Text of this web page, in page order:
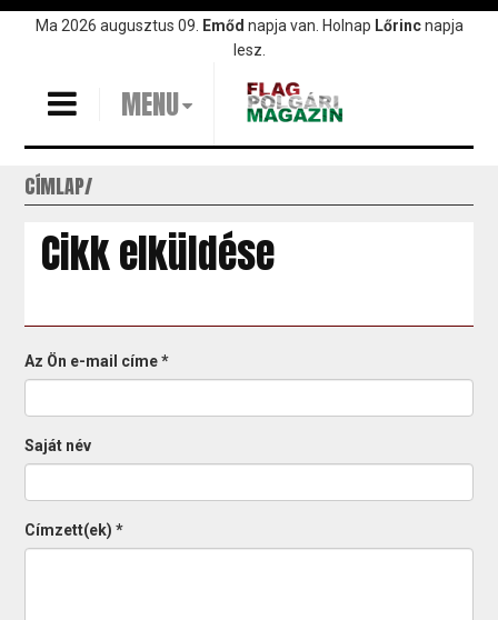
UgrásMa 2026 augusztus 09. Emőd napja van. Holnap Lőrincnapja
lesz.
MENU
CÍMLAP
Cikk elküldése
Az Ön e-mail címe*
Saját név
Címzett(ek)*